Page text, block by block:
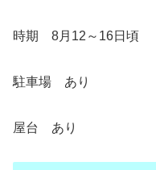
時期 8月12～16日頃
駐車場 あり
屋台 あり